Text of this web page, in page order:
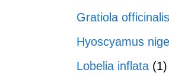
Gratiola officinalis
Hyoscyamus
Lobelia inflata (1)